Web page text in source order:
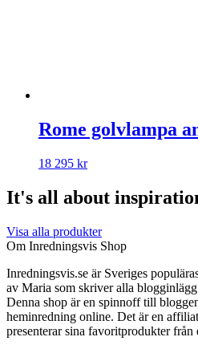
Rome golvlampa
18 295 kr
It's all about
Visa alla produkter
Om Inredningsvis Shop
Inredningsvis.se är Sveriges
av Maria som skriver alla
Denna shop är en spinnoff till
heminredning online. Det är en
presenterar sina favoritprodukter från